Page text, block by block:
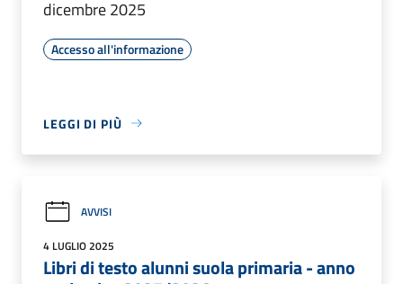
dicembre 2025
Accesso all'informazione
LEGGI DI PIÙ
AVVISI
4 LUGLIO 2025
Libri di testo alunni suola primaria - anno